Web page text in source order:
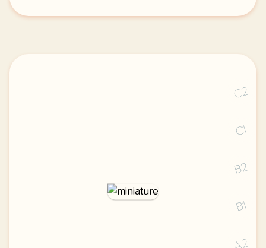
le respect de votre vie privee est une priorite
C2
C1
B2
B1
A2